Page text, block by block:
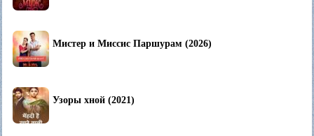
Мистер и Миссис Паршурам (2026)
Узоры хной (2021)